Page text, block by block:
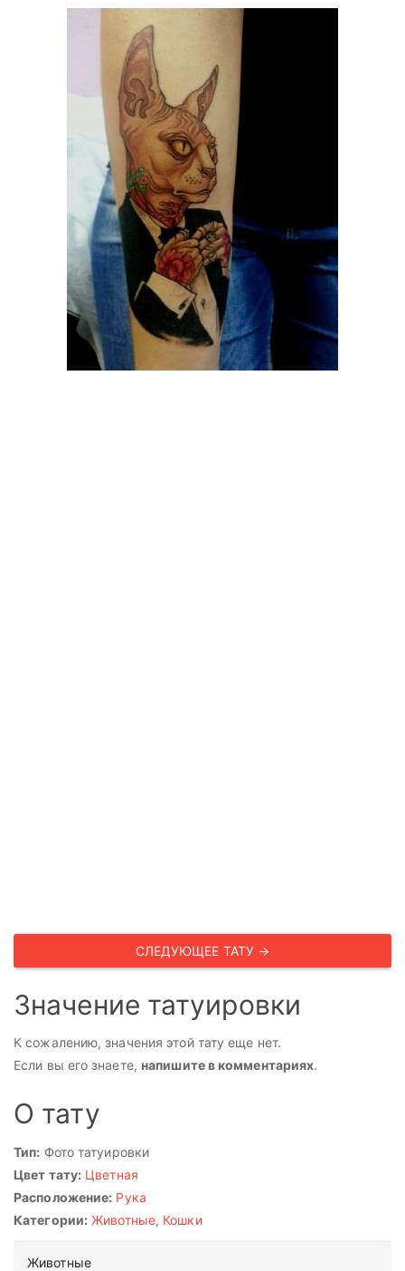
СЛЕДУЮЩЕЕ ТАТУ →
Значение татуировки
К сожалению, значения этой тату еще нет.
Если вы его знаете, напишите в комментариях.
О тату
Тип: Фото татуировки
Цвет тату: Цветная
Расположение: Рука
Категории: Животные, Кошки
Животные